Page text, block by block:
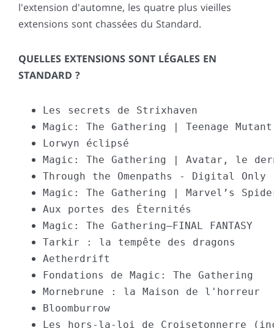
l'extension d'automne, les quatre plus vieilles
extensions sont chassées du Standard.
QUELLES EXTENSIONS SONT LÉGALES EN
STANDARD ?